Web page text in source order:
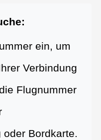
ein, um
Verbindung
Flugnummer
Bordkarte.